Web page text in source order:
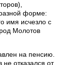
форме:
имя исчезло с
Молотов
на пенсию.
отказался от